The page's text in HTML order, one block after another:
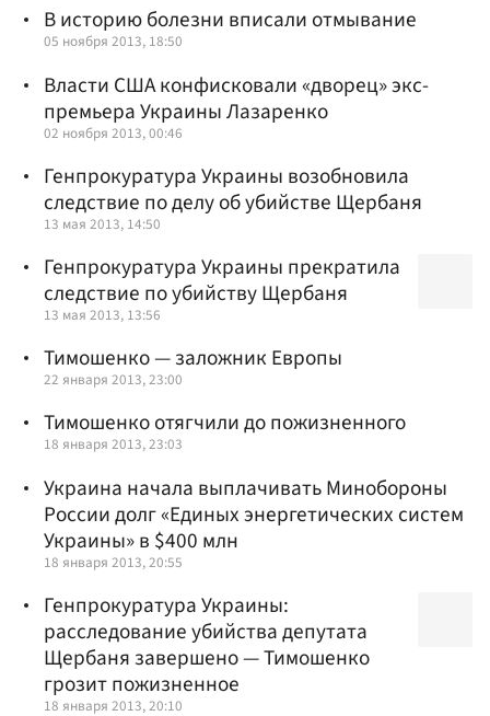
В историю болезни вписали отмывание
05 ноября 2013, 18:50
Власти США конфисковали «дворец» экс-
премьера Украины Лазаренко
02 ноября 2013, 00:46
Генпрокуратура Украины возобновила
следствие по делу об убийстве Щербаня
13 мая 2013, 14:50
Генпрокуратура Украины прекратила
следствие по убийству Щербаня
13 мая 2013, 13:56
Тимошенко — заложник Европы
22 января 2013, 23:00
Тимошенко отягчили до пожизненного
18 января 2013, 23:03
Украина начала выплачивать Минобороны
России долг «Единых энергетических систем
Украины» в $400 млн
18 января 2013, 20:55
Генпрокуратура Украины:
расследование убийства депутата
Щербаня завершено — Тимошенко
грозит пожизненное
18 января 2013, 20:10